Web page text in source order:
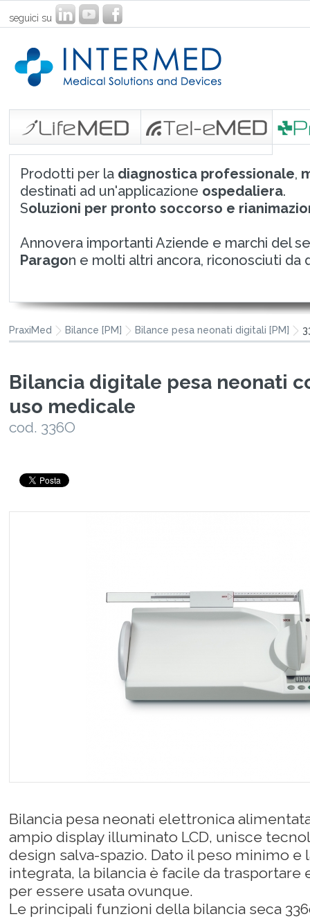
seguici su
Prodotti per la diagnostica professionale,
destinati ad un'applicazione ospedaliera.
Soluzioni per pronto soccorso e
Annovera importanti Aziende e marchi del
Paragon e molti altri ancora, riconosciuti da
PraxiMed Bilance [PM] Bilance pesa neonati digitali [PM]
Bilancia digitale pesa neonati
uso medicale
cod. 336O
Bilancia pesa neonati elettronica
ampio display illuminato LCD, unisce
design salva-spazio. Dato il peso minimo e
integrata, la bilancia è facile da trasportare
per essere usata ovunque.
Le principali funzioni della bilancia seca